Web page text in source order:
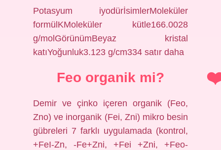
Potasyum iyodürİsimlerMoleküler
formülKMoleküler kütle166.0028
g/molGörünümBeyaz kristal
katıYoğunluk3.123 g/cm334 satır daha
Feo organik mi?
Demir ve çinko içeren organik (Feo,
Zno) ve inorganik (Fei, Zni) mikro besin
gübreleri 7 farklı uygulamada (kontrol,
+FeI-Zn, -Fe+Zni, +Fei +Zni, +Feo-